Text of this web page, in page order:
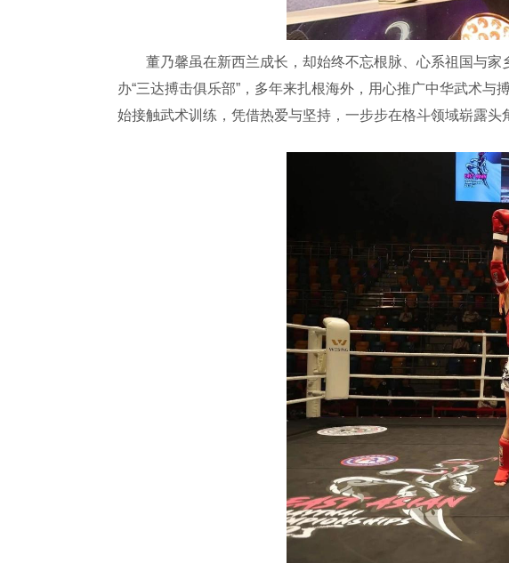
董乃馨虽在新西兰成长，却始终不忘根脉、心系祖国与家
办“三达搏击俱乐部”，多年来扎根海外，用心推广中华武术
始接触武术训练，凭借热爱与坚持，一步步在格斗领域崭露头